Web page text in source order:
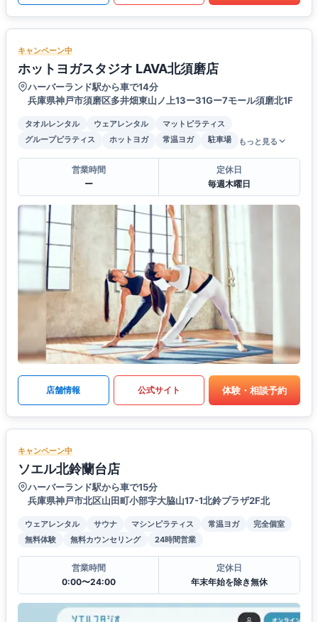
キャンペーン中
ホットヨガスタジオ LAVA北須磨店
ハーバーランド駅から車で14分
兵庫県神戸市須磨区多井畑東山ノ上13ー31Gー7モール須磨北1F
タオルレンタル ウェアレンタル
マットピラティス
グループピラティス
ホットヨガ 常温ヨガ 駐車場 もっと見る
営業時間
ー
定休日
毎週木曜日
店舗情報 公式サイト 体験・相談予約
キャンペーン中
ソエル北鈴蘭台店
ハーバーランド駅から車で15分
兵庫県神戸市北区山田町小部字大脇山17-1北鈴プラザ2F北
ウェアレンタル サウナ マシンピラティス 常温ヨガ
完全個室
無料体験
無料カウンセリング 24時間営業
営業時間
0:00〜24:00
定休日
年末年始を除き無休